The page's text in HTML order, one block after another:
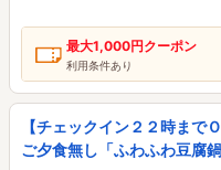
最大1,000円クーポン
利用条件あり
【チェックイン２２時まで
ご夕食無し「ふわふわ豆腐